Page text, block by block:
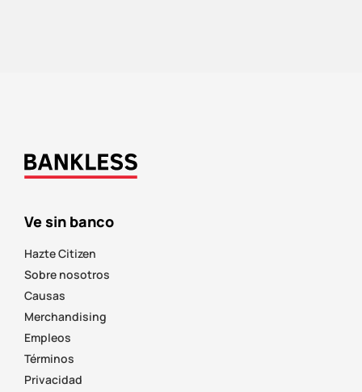
Ve sin banco
Hazte Citizen
Sobre nosotros
Causas
Merchandising
Empleos
Términos
Privacidad